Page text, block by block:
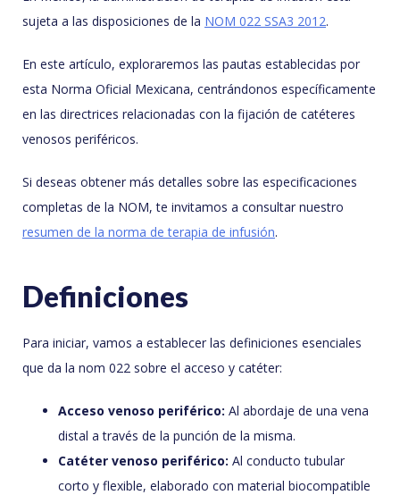
sujeta a las disposiciones de la NOM 022 SSA3 2012.
En este artículo, exploraremos las pautas establecidas por
esta Norma Oficial Mexicana, centrándonos específicamente
en las directrices relacionadas con la fijación de catéteres
venosos periféricos.
Si deseas obtener más detalles sobre las especificaciones
completas de la NOM, te invitamos a consultar nuestro
resumen de la norma de terapia de infusión.
Definiciones
Para iniciar, vamos a establecer las definiciones esenciales
que da la nom 022 sobre el acceso y catéter:
Acceso venoso periférico: Al abordaje de una vena
distal a través de la punción de la misma.
Catéter venoso periférico: Al conducto tubular
corto y flexible, elaborado con material biocompatible